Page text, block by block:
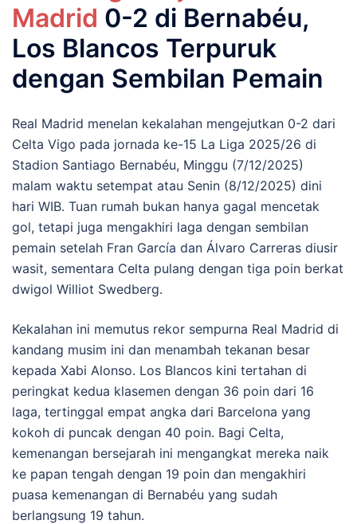
Madrid 0-2 di Bernabéu,
Los Blancos Terpuruk
dengan Sembilan Pemain
Real Madrid menelan kekalahan mengejutkan 0-2 dari
Celta Vigo pada jornada ke-15 La Liga 2025/26 di
Stadion Santiago Bernabéu, Minggu (7/12/2025)
malam waktu setempat atau Senin (8/12/2025) dini
hari WIB. Tuan rumah bukan hanya gagal mencetak
gol, tetapi juga mengakhiri laga dengan sembilan
pemain setelah Fran García dan Álvaro Carreras diusir
wasit, sementara Celta pulang dengan tiga poin berkat
dwigol Williot Swedberg.
Kekalahan ini memutus rekor sempurna Real Madrid di
kandang musim ini dan menambah tekanan besar
kepada Xabi Alonso. Los Blancos kini tertahan di
peringkat kedua klasemen dengan 36 poin dari 16
laga, tertinggal empat angka dari Barcelona yang
kokoh di puncak dengan 40 poin. Bagi Celta,
kemenangan bersejarah ini mengangkat mereka naik
ke papan tengah dengan 19 poin dan mengakhiri
puasa kemenangan di Bernabéu yang sudah
berlangsung 19 tahun.